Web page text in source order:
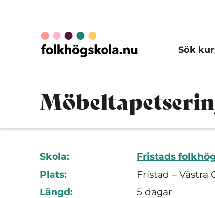
Sök
Skola:
Fristads
Plats:
Fristad – Västra
Längd:
5 dagar